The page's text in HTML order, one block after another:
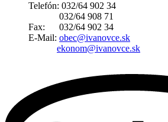
Telefón: 032/64 902 34
032/64 908 71
Fax: 032/64 902 34
E-Mail: obec@ivanovce.sk
ekonom@ivanovce.sk